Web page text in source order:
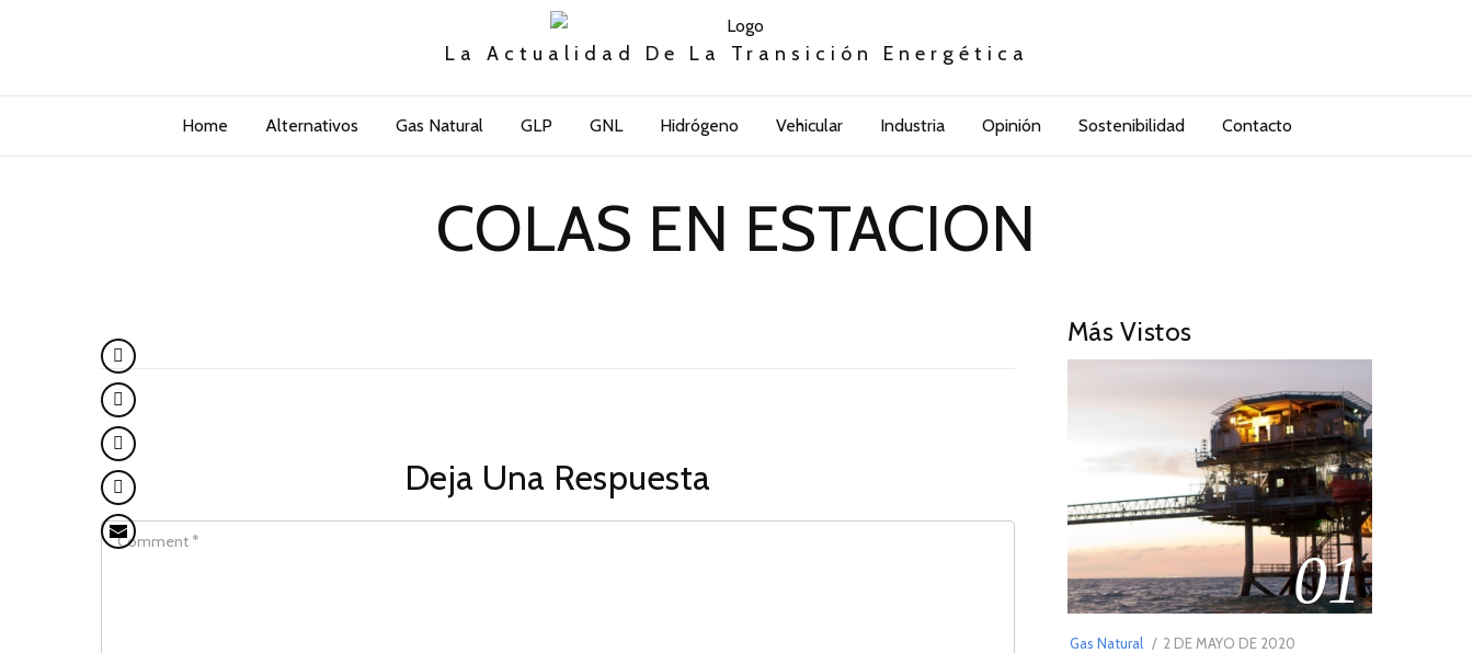
La Actualidad De La Transición Energética
Home Alternativos Gas Natural GLP GNL Hidrógeno Vehicular Industria Opinión Sostenibilidad Contacto
COLAS EN ESTACION
Deja Una Respuesta
COMMENT
Más Vistos
01
Gas Natural
POSTED
2 DE MAYO DE 2020